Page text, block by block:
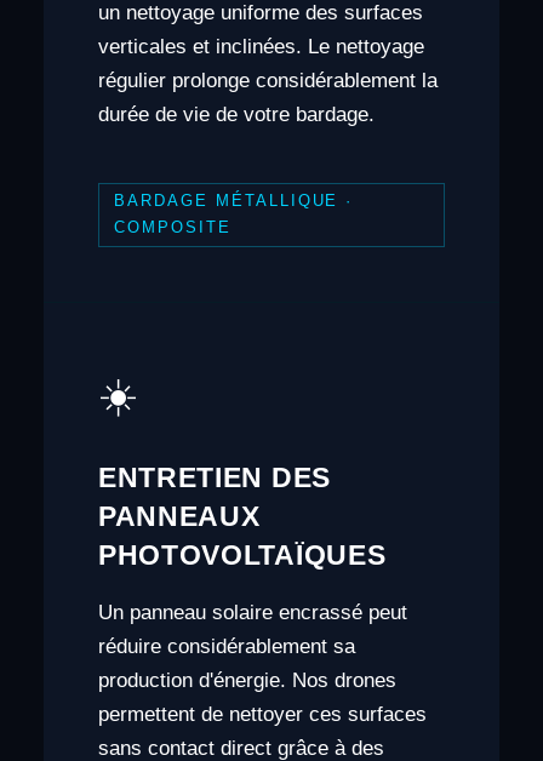
un nettoyage uniforme des surfaces
verticales et inclinées. Le nettoyage
régulier prolonge considérablement la
durée de vie de votre bardage.
BARDAGE MÉTALLIQUE ·
COMPOSITE
☀️
ENTRETIEN DES
PANNEAUX
PHOTOVOLTAÏQUES
Un panneau solaire encrassé peut
réduire considérablement sa
production d'énergie. Nos drones
permettent de nettoyer ces surfaces
sans contact direct grâce à des